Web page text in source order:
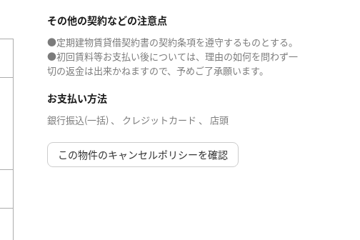
その他の契約などの注意点
●定期建物賃貸借契約書の契約条項を遵守するものとする。
●初回賃料等お支払い後については、理由の如何を問わず一
切の返金は出来かねますので、予めご了承願います。
お支払い方法
銀行振込(一括) 、 クレジットカード 、 店頭
この物件のキャンセルポリシーを確認